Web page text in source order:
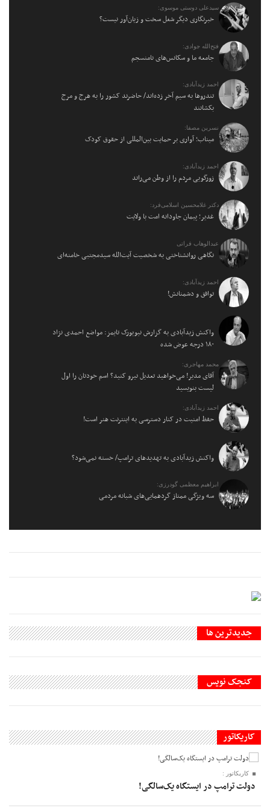
سیدعلی دوستی موسوی:
خبرنگاری دیگر شغل سخت و زیان‌آور نیست؟
فتح‌الله جوادی:
جامعه ما و سکانس‌های نامنسجم
احمد زیدآبادی:
تندروها به سیم آخر زده‌اند/ حاضرند کشور را به هرج و مرج
بکشانند
نسرین مصفا:
میناب؛ آواری بر حمایت بین‌المللی از حقوق کودک
احمد زیدآبادی:
زورگویی مردم را از وطن می‌راند
دکتر غلامحسین اسلامی‌فرد:
غدیر؛ پیمان جاودانه امت با ولایت
عبدالوهاب فراتی
نگاهی روانشناختی به شخصیت آیت‌الله سیدمجتبی خامنه‌ای
احمد زیدآبادی:
توافق و دشمنانش!
واکنش زیدآبادی به گزارش نیویورک تایمز: مواضع احمدی نژاد
۱۸۰ درجه عوض شده
محمد مهاجری:
آقای مدیر! می‌خواهید تعدیل نیرو کنید؟ اسم خودتان را اول
لیست بنویسید
احمد زیدآبادی:
حفظ امنیت در کنار دسترسی به اینترنت هنر است!
واکنش زیدآبادی به تهدیدهای ترامپ/ خسته نمی‌شود؟
ابراهیم معظمی گودرزی:
سه ویژگی ممتاز گردهمایی‌های شبانه مردمی
جديدترين ها
کنجک نویس
کاریکاتور
کاریکاتور :
دولت ترامپ در ایستگاه یک‌سالگی!